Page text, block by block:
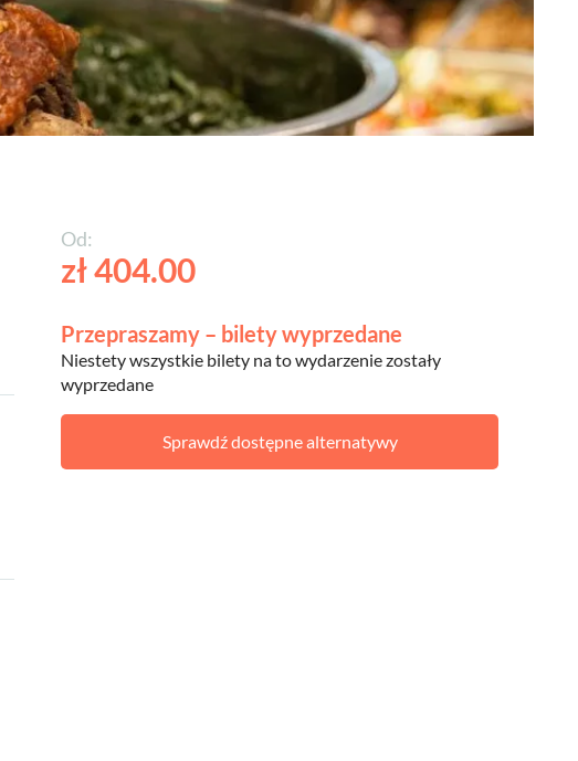
Od:
zł 404.00
Przepraszamy – bilety wyprzedane
Niestety wszystkie bilety na to wydarzenie zostały
wyprzedane
Sprawdź dostępne alternatywy